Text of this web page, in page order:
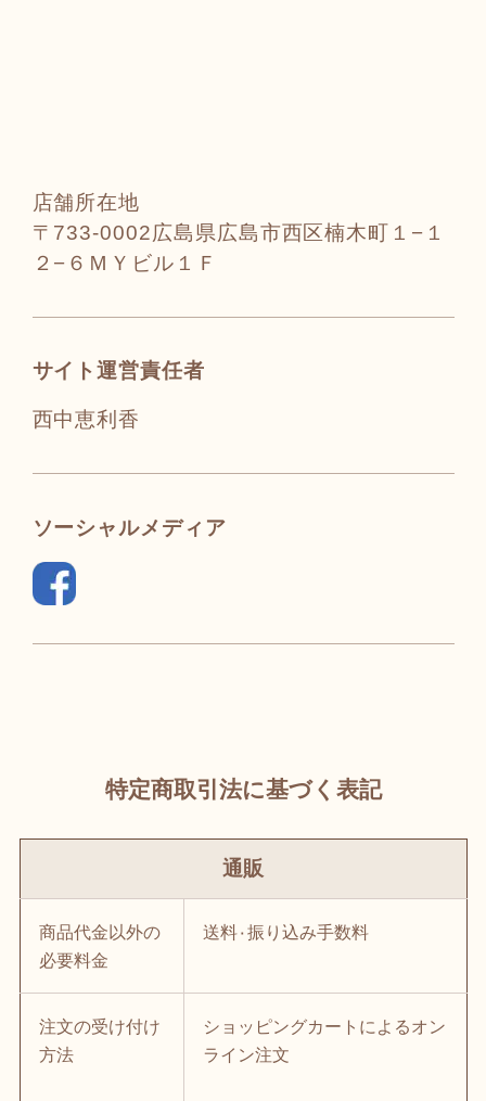
店舗所在地
〒733-0002広島県広島市西区楠木町１−１
２−６ＭＹビル１Ｆ
サイト運営責任者
西中恵利香
ソーシャルメディア
特定商取引法に基づく表記
通販
商品代金以外の
必要料金
送料٠振り込み手数料
注文の受け付け
方法
ショッピングカートによるオン
ライン注文